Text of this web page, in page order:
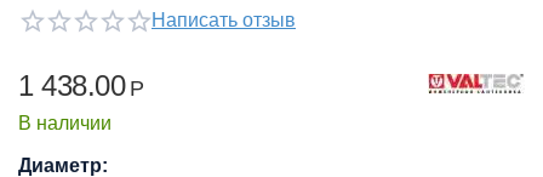
Написать отзыв
1 438.00 Р
В наличии
Диаметр: